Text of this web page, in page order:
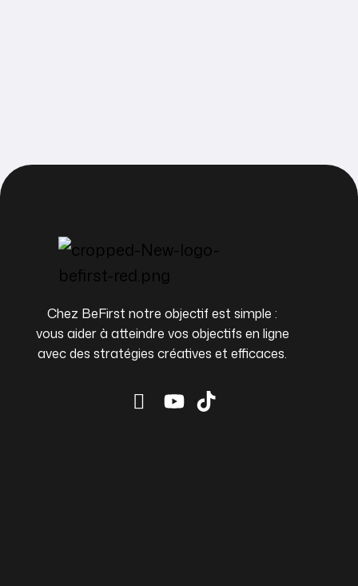
Chez BeFirst notre objectif est simple :
vous aider à atteindre vos objectifs en ligne
avec des stratégies créatives et efficaces.